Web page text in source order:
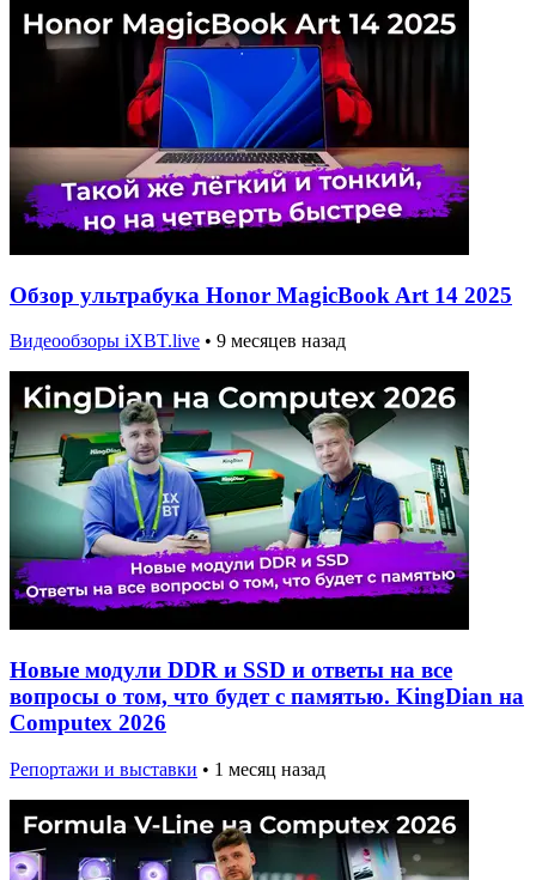
Обзор ультрабука Honor MagicBook Art 14 2025
Видеообзоры iXBT.live • 9 месяцев назад
Новые модули DDR и SSD и ответы на все
вопросы о том, что будет с памятью. KingDian на
Computex 2026
Репортажи и выставки • 1 месяц назад